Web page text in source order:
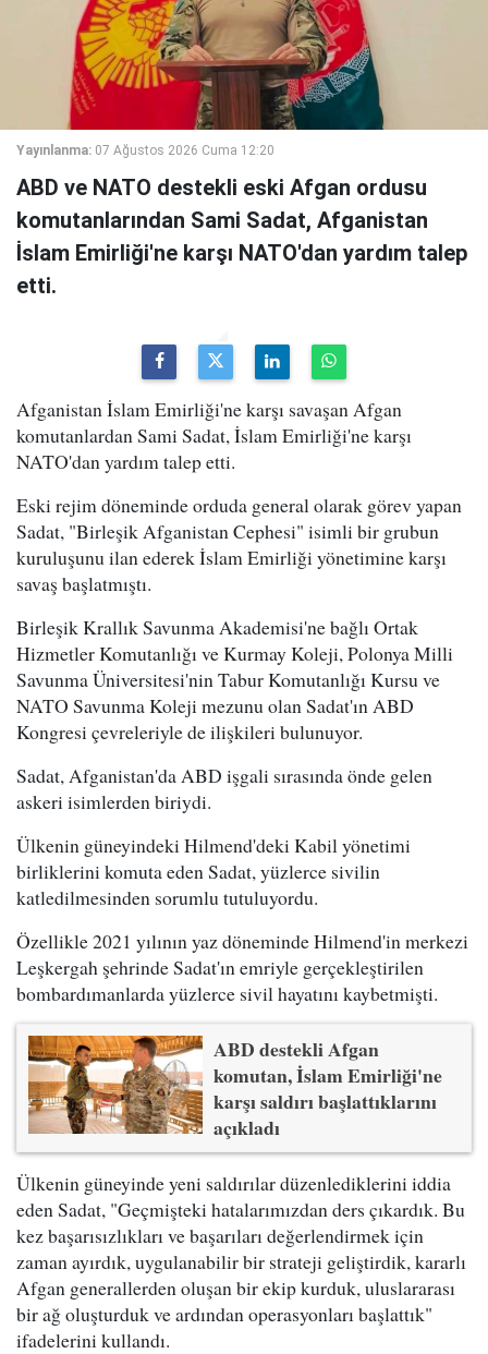
Yayınlanma: 07 Ağustos 2026 Cuma 12:20
ABD ve NATO destekli eski Afgan ordusu
komutanlarından Sami Sadat, Afganistan
İslam Emirliği'ne karşı NATO'dan yardım talep
etti.
Afganistan İslam Emirliği'ne karşı savaşan Afgan
komutanlardan Sami Sadat, İslam Emirliği'ne karşı
NATO'dan yardım talep etti.
Eski rejim döneminde orduda general olarak görev yapan
Sadat, "Birleşik Afganistan Cephesi" isimli bir grubun
kuruluşunu ilan ederek İslam Emirliği yönetimine karşı
savaş başlatmıştı.
Birleşik Krallık Savunma Akademisi'ne bağlı Ortak
Hizmetler Komutanlığı ve Kurmay Koleji, Polonya Milli
Savunma Üniversitesi'nin Tabur Komutanlığı Kursu ve
NATO Savunma Koleji mezunu olan Sadat'ın ABD
Kongresi çevreleriyle de ilişkileri bulunuyor.
Sadat, Afganistan'da ABD işgali sırasında önde gelen
askeri isimlerden biriydi.
Ülkenin güneyindeki Hilmend'deki Kabil yönetimi
birliklerini komuta eden Sadat, yüzlerce sivilin
katledilmesinden sorumlu tutuluyordu.
Özellikle 2021 yılının yaz döneminde Hilmend'in merkezi
Leşkergah şehrinde Sadat'ın emriyle gerçekleştirilen
bombardımanlarda yüzlerce sivil hayatını kaybetmişti.
ABD destekli Afgan
komutan, İslam Emirliği'ne
karşı saldırı başlattıklarını
açıkladı
Ülkenin güneyinde yeni saldırılar düzenlediklerini iddia
eden Sadat, "Geçmişteki hatalarımızdan ders çıkardık. Bu
kez başarısızlıkları ve başarıları değerlendirmek için
zaman ayırdık, uygulanabilir bir strateji geliştirdik, kararlı
Afgan generallerden oluşan bir ekip kurduk, uluslararası
bir ağ oluşturduk ve ardından operasyonları başlattık"
ifadelerini kullandı.